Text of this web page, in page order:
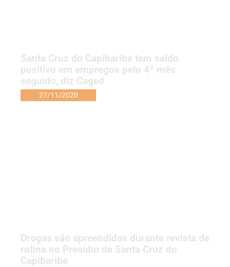
Santa Cruz do Capibaribe tem saldo
positivo em empregos pelo 4º mês
seguido, diz Caged
27/11/2020
Drogas são apreendidas durante revista de
rotina no Presídio de Santa Cruz do
Capibaribe